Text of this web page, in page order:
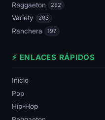
Reggaeton 282
Variety 263
Ranchera 197
⚡ ENLACES RÁPIDOS
Inicio
Pop
Hip-Hop